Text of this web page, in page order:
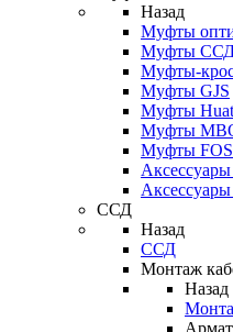
Назад
Муфты
Муфты
Муфты-
Муфты GJS
Муфты
Муфты
Муфты
ССД
Назад
ССД
Монтаж
Назад